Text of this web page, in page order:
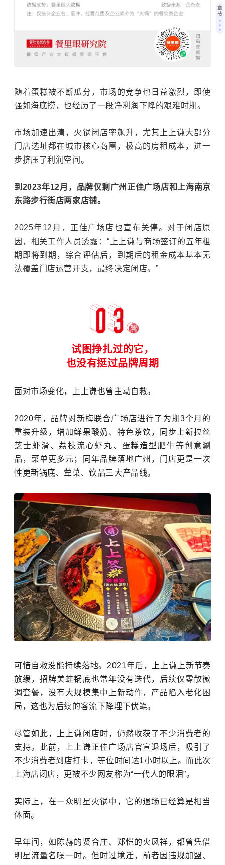
随着蛋糕被不断瓜分，市场的竞争也日益激烈，即使
强如海底捞，也经历了一段净利润下降的艰难时期。
市场加速出清，火锅闭店率飙升，尤其上上谦大部分
门店选址都在城市核心商圈，极高的房租成本，进一
步挤压了利润空间。
到2023年12月，品牌仅剩广州正佳广场店和上海南京
东路步行街店两家店铺。
2025年12月，正佳广场店也宣布关停。对于闭店原
因，相关工作人员透露：“上上谦与商场签订的五年租
期即将到期，综合评估后，到期后的租金成本基本无
法覆盖门店运营开支，最终决定闭店。”
试图挣扎过的它，
也没有挺过品牌周期
面对市场变化，上上谦也曾主动自救。
2020年，品牌对新梅联合广场店进行了为期3个月的
重装升级，增加鲜果酸奶、特色茶饮，同步上新拉丝
芝士虾滑、荔枝流心虾丸、蛋糕造型肥牛等创意涮
品，菜单更多元；同年品牌落地广州，门店更是一次
性更新锅底、荤菜、饮品三大产品线。
可惜自救没能持续落地。 2021年后，上上谦上新节奏
放缓，招牌美蛙锅底也常年没有迭代，后续仅零散微
调套餐，没有大规模集中上新动作，产品陷入老化困
局，这也为后续的客流下降埋下伏笔。
尽管如此，上上谦闭店时，仍然收获了不少消费者的
支持。此前，上上谦正佳广场店官宣退场后，吸引了
不少消费者到店打卡，等位时间达1小时以上。而此次
上海店闭店，更被不少网友称为“一代人的眼泪”。
实际上，在一众明星火锅中，它的退场已经算是相当
体面。
早年间，如 陈赫的贤合庄、 郑恺的火凤祥，都曾凭借
明星流量名噪一时。但时过境迁，前者因违规加盟、
章
节